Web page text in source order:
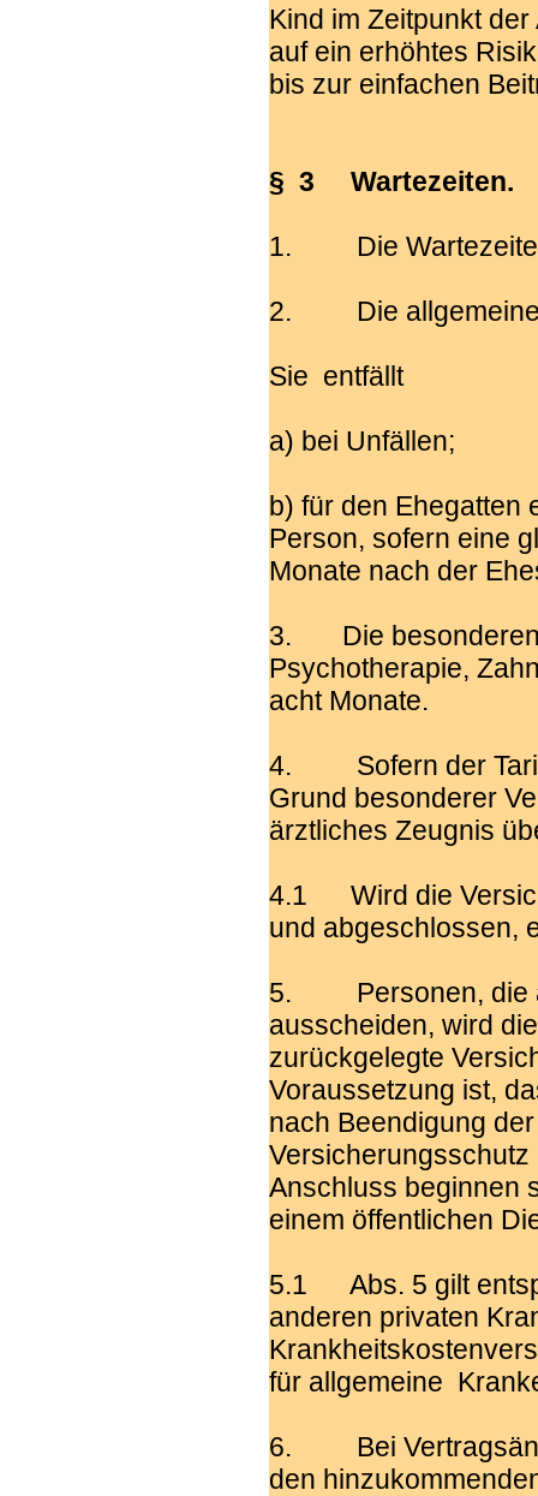
Kind im Zeitpunkt
auf ein erhöhtes
bis zur einfachen
§ 3 Wartezeiten.
1. Die Wartezeiten
2. Die allgemeine
Sie entfällt
a) bei Unfällen;
b) für den Ehegatten
Person, sofern eine
Monate nach der
3. Die besonderen
Psychotherapie,
acht Monate.
4. Sofern der Tarif
Grund besonderer
ärztliches Zeugnis
4.1 Wird die
und abgeschlossen,
5. Personen, die
ausscheiden, wird
zurückgelegte
Voraussetzung ist,
nach Beendigung
Versicherungsschutz
Anschluss beginnen
einem öffentlichen
5.1 Abs. 5 gilt
anderen privaten
für allgemeine
6. Bei
den